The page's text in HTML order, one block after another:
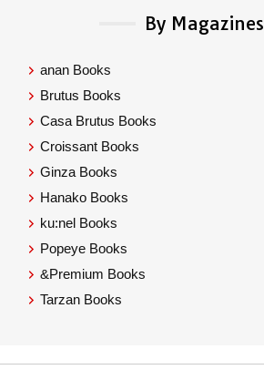
By Magazines
anan Books
Brutus Books
Casa Brutus Books
Croissant Books
Ginza Books
Hanako Books
ku:nel Books
Popeye Books
&Premium Books
Tarzan Books